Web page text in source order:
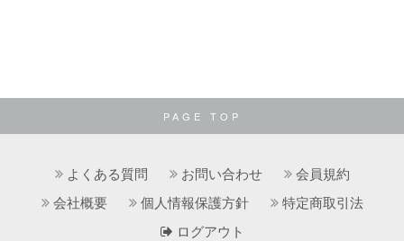
PAGE TOP
よくある質問 お問い合わせ
会員規約
会社概要
個人情報保護方針
特定商取引法
ログアウト